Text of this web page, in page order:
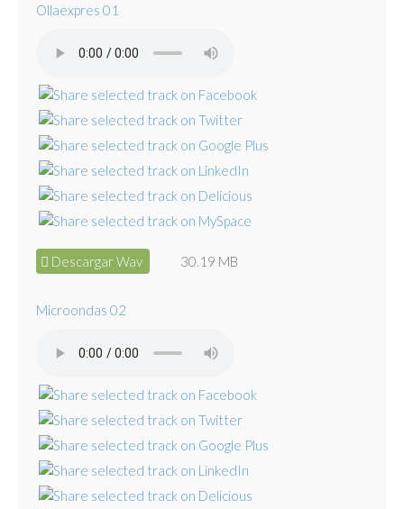
Ollaexpres 01
Descargar Wav 30.19 MB
Microondas 02